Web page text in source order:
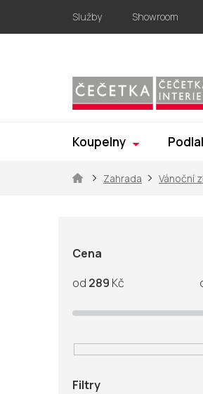
obsah
Služby Showroom
Koupelny
DomůZahrada Vánoční
Cena
289 Kč
Filtry